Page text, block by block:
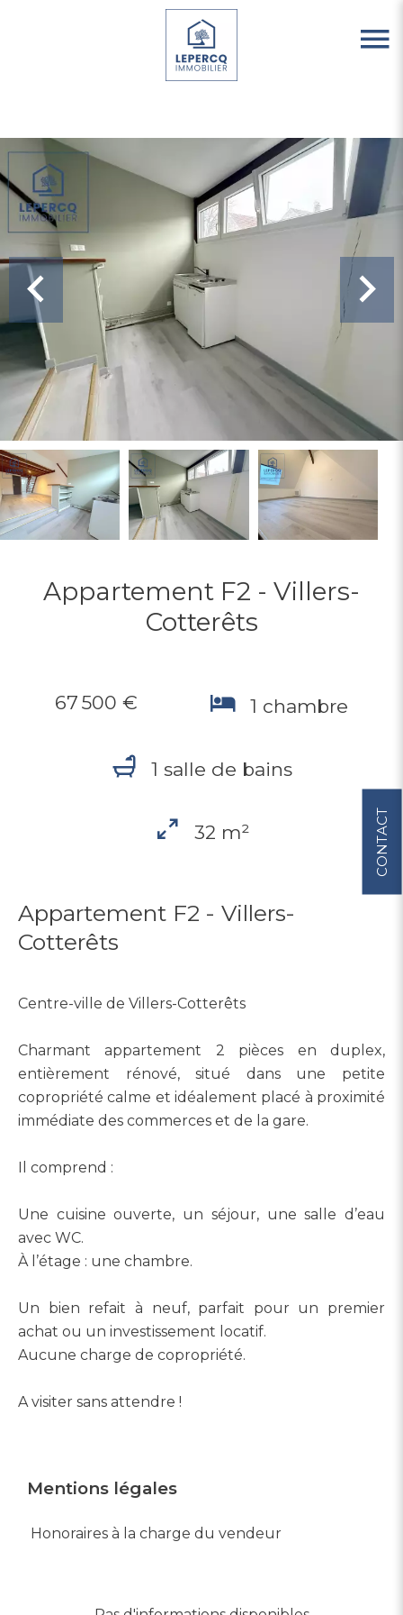
CONTACT
Appartement F2 - Villers-
Cotterêts
67 500 € 1 chambre
1 salle de bains
32 m²
Appartement F2 - Villers-
Cotterêts
Centre-ville de Villers-Cotterêts
Charmant appartement 2 pièces en duplex,
entièrement rénové, situé dans une petite
copropriété calme et idéalement placé à proximité
immédiate des commerces et de la gare.
Il comprend :
Une cuisine ouverte, un séjour, une salle d’eau
avec WC.
À l’étage : une chambre.
Un bien refait à neuf, parfait pour un premier
achat ou un investissement locatif.
Aucune charge de copropriété.
A visiter sans attendre !
Mentions légales
Honoraires à la charge du vendeur